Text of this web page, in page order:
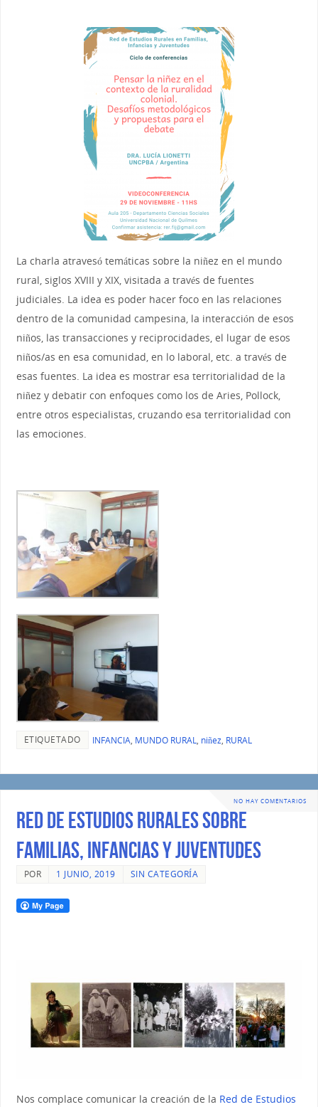
La charla atravesó temáticas sobre la niñez en el mundo
rural, siglos XVIII y XIX, visitada a través de fuentes
judiciales. La idea es poder hacer foco en las relaciones
dentro de la comunidad campesina, la interacción de esos
niños, las transacciones y reciprocidades, el lugar de esos
niños/as en esa comunidad, en lo laboral, etc. a través de
esas fuentes. La idea es mostrar esa territorialidad de la
niñez y debatir con enfoques como los de Aries, Pollock,
entre otros especialistas, cruzando esa territorialidad con
las emociones.
ETIQUETADO INFANCIA, MUNDO RURAL, niñez, RURAL
NO HAY COMENTARIOS
Red de Estudios Rurales sobre
Familias, Infancias y Juventudes
POR 1 JUNIO, 2019 SIN CATEGORÍA
Nos complace comunicar la creación de la Red de Estudios